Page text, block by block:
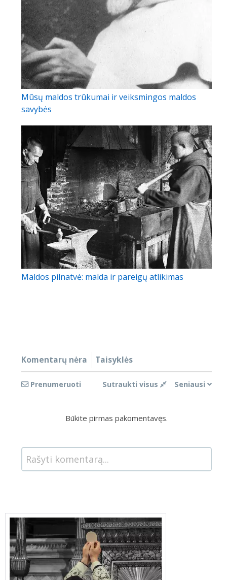
Mūsų maldos trūkumai ir veiksmingos maldos
savybės
Maldos pilnatvė: malda ir pareigų atlikimas
Komentarų nėra Taisyklės
Prenumeruoti Seniausi
Sutraukti visus
Būkite pirmas pakomentavęs.
Rašyti komentarą...